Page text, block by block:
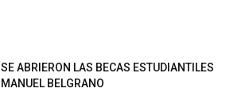
SE ABRIERON LAS BECAS ESTUDIANTILES
MANUEL BELGRANO